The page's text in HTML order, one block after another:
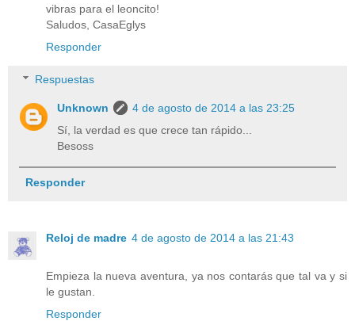
vibras para el leoncito!
Saludos, CasaEglys
Responder
Respuestas
Unknown
4 de agosto de 2014 a las 23:25
Sí, la verdad es que crece tan rápido...
Besoss
Responder
Reloj de madre 4 de agosto de 2014 a las 21:43
Empieza la nueva aventura, ya nos contarás que tal va y si
le gustan.
Responder